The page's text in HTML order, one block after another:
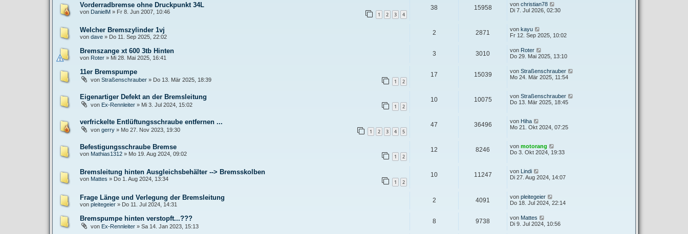
Vorderradbremse ohne Druckpunkt 34L
von DanielM » Fr 8. Jun 2007, 10:46 1 2 3 4
38 15958 von christian78
Di 7. Jul 2026, 02:30
Welcher Bremszylinder 1vj
von dave » Do 11. Sep 2025, 22:02
2 2871 von kayu
Fr 12. Sep 2025, 10:02
Bremszange xt 600 3tb Hinten
von Roter » Mi 28. Mai 2025, 16:41
3 3010 von Roter
Do 29. Mai 2025, 13:10
11er Bremspumpe
von Straßenschrauber » Do 13. Mär 2025, 18:39 1 2
17 15039 von Straßenschrauber
Mo 24. Mär 2025, 11:54
Eigenartiger Defekt an der Bremsleitung
von Ex-Rennleiter » Mi 3. Jul 2024, 15:02 1 2
10 10075 von Straßenschrauber
Do 13. Mär 2025, 18:45
verfrickelte Entlüftungsschraube entfernen ...
von gerry » Mo 27. Nov 2023, 19:30 1 2 3 4 5
47 36496 von Hiha
Mo 21. Okt 2024, 07:25
Befestigungsschraube Bremse
von Mathias1312 » Mo 19. Aug 2024, 09:02 1 2
12 8246 von motorang
Do 3. Okt 2024, 19:33
Bremsleitung hinten Ausgleichsbehälter --> Bremsskolben
von Mattes » Do 1. Aug 2024, 13:34 1 2
10 11247 von Lindi
Di 27. Aug 2024, 14:07
Frage Länge und Verlegung der Bremsleitung
von pleitegeier » Do 11. Jul 2024, 14:31
2 4091 von pleitegeier
Do 18. Jul 2024, 22:14
Bremspumpe hinten verstopft...???
von Ex-Rennleiter » Sa 14. Jan 2023, 15:13
8 9738 von Mattes
Di 9. Jul 2024, 10:56